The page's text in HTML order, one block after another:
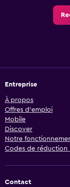
Entreprise
À propos
Offres d’emploi
Mobile
Discover
Notre
Codes de réduction
Contact